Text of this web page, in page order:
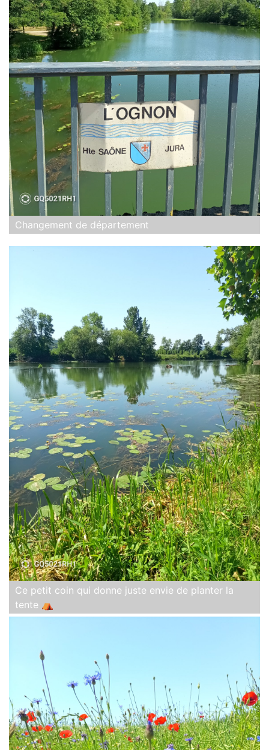
Changement de département
Ce petit coin qui donne juste envie de planter la
tente ⛺